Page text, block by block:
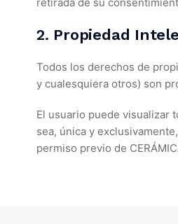
2. Propiedad
Todos los derechos de
y cualesquiera otros) son
El usuario puede visualizar
sea, única y
permiso previo de